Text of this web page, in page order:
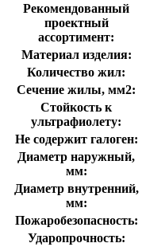
Рекомендованный
проектный
ассортимент:
Материал изделия:
Количество жил:
Сечение жилы, мм2:
Стойкость к
ультрафиолету:
Не содержит галоген:
Диаметр наружный,
мм:
Диаметр внутренний,
мм:
Пожаробезопасность:
Ударопрочность: